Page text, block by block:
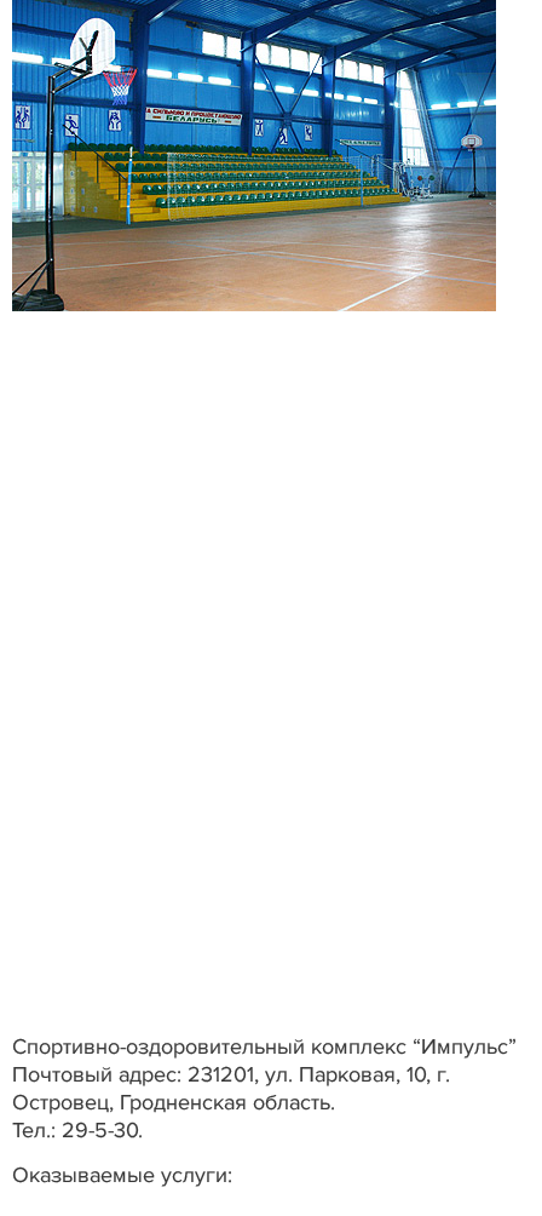
Спортивно-оздоровительный комплекс “Импульс”
Почтовый адрес: 231201, ул. Парковая, 10, г.
Островец, Гродненская область.
Тел.: 29-5-30.
Оказываемые услуги: